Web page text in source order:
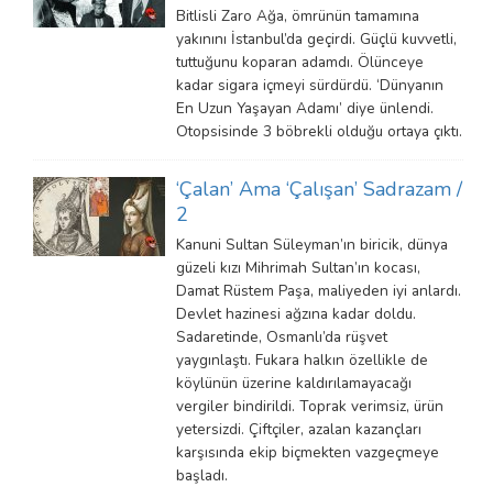
Bitlisli Zaro Ağa, ömrünün tamamına
yakınını İstanbul’da geçirdi. Güçlü kuvvetli,
tuttuğunu koparan adamdı. Ölünceye
kadar sigara içmeyi sürdürdü. ‘Dünyanın
En Uzun Yaşayan Adamı’ diye ünlendi.
Otopsisinde 3 böbrekli olduğu ortaya çıktı.
‘Çalan’ Ama ‘Çalışan’ Sadrazam /
2
Kanuni Sultan Süleyman’ın biricik, dünya
güzeli kızı Mihrimah Sultan’ın kocası,
Damat Rüstem Paşa, maliyeden iyi anlardı.
Devlet hazinesi ağzına kadar doldu.
Sadaretinde, Osmanlı’da rüşvet
yaygınlaştı. Fukara halkın özellikle de
köylünün üzerine kaldırılamayacağı
vergiler bindirildi. Toprak verimsiz, ürün
yetersizdi. Çiftçiler, azalan kazançları
karşısında ekip biçmekten vazgeçmeye
başladı.